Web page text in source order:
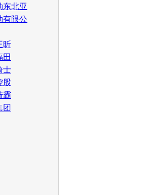
东北亚
有限公
昕
田
士
股
霸
团